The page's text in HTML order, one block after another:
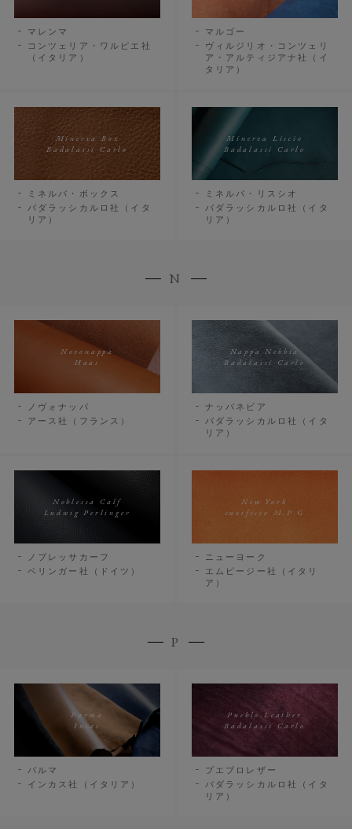
マレンマ
コンツェリア・ワルピエ社
（イタリア）
マルゴー
ヴィルジリオ・コンツェリ
ア・アルティジアナ社（イ
タリア）
Minerva Box
Badalassi Carlo
ミネルバ・ボックス
バダラッシカルロ社（イタ
リア）
Minerva Liscio
Badalassi Carlo
ミネルバ・リスシオ
バダラッシカルロ社（イタ
リア）
N
Novonappa
Haas
ノヴォナッパ
アース社（フランス）
Nappa Nebbia
Badalassi Carlo
ナッパネビア
バダラッシカルロ社（イタ
リア）
Noblessa Calf
Ludwig Perlinger
ノブレッサカーフ
ペリンガー社（ドイツ）
New York
cuoificio M.P.G
ニューヨーク
エムピージー社（イタリ
ア）
P
Parma
Incas
パルマ
インカス社（イタリア）
Pueblo Leather
Badalassi Carlo
プエブロレザー
バダラッシカルロ社（イタ
リア）